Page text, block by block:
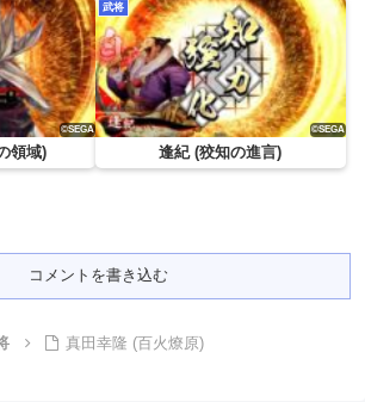
領域)
武将
逢紀 (狡知の進言)
コメントを書き込む
真田幸隆 (百火燎原)